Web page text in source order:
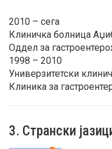
2010 – сега
Клиничка болница
Оддел за
1998 – 2010
Универзитетски
Клиника за
3. Странски